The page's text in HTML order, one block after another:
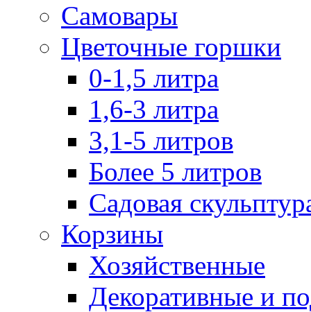
Самовары
Цветочные горшки
0-1,5 литра
1,6-3 литра
3,1-5 литров
Более 5 литров
Садовая
Корзины
Хозяйственные
Декоративные и